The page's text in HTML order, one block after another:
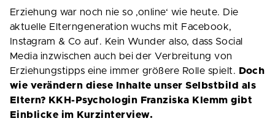
Erziehung war noch nie so ‚online‘ wie heute. Die
aktuelle Elterngeneration wuchs mit Facebook,
Instagram & Co auf. Kein Wunder also, dass Social
Media inzwischen auch bei der Verbreitung von
Erziehungstipps eine immer größere Rolle spielt. Doch
wie verändern diese Inhalte unser Selbstbild als
Eltern? KKH-Psychologin Franziska Klemm gibt
Einblicke im Kurzinterview.